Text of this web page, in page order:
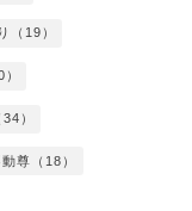
（19）
）
尊（18）